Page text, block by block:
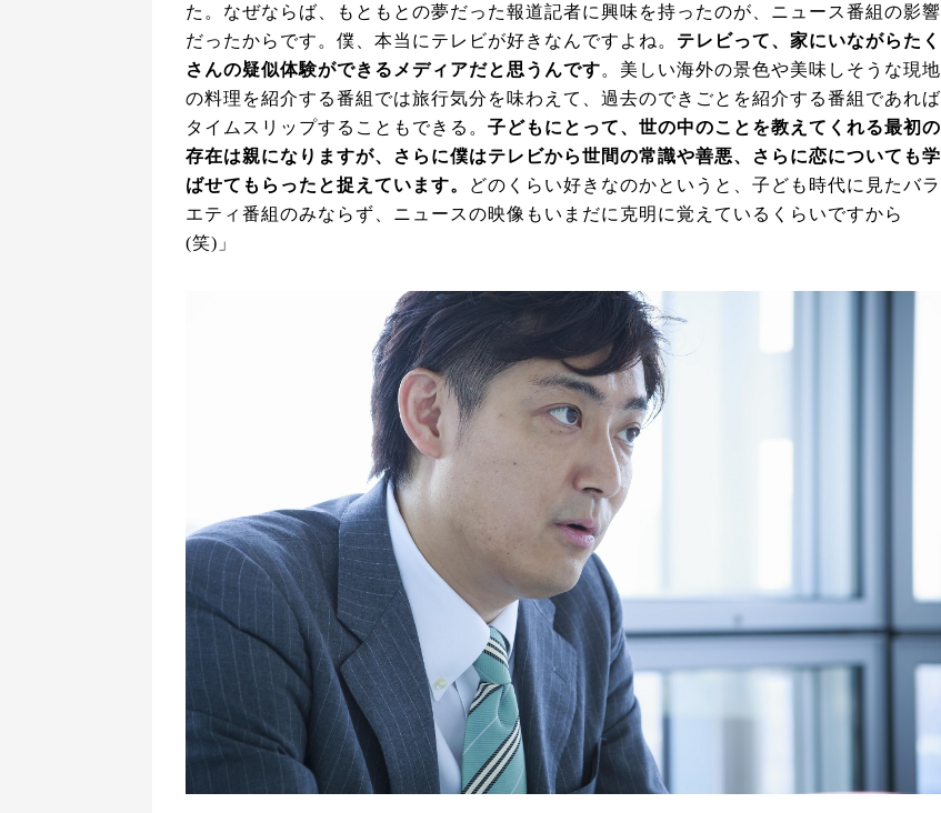
た。なぜならば、もともとの夢だった報道記者に興味を持ったのが、ニュース番組の影響
だったからです。僕、本当にテレビが好きなんですよね。 テレビって、家にいながらたく
さんの疑似体験ができるメディアだと思うんです。美しい海外の景色や美味しそうな現地
の料理を紹介する番組では旅行気分を味わえて、過去のできごとを紹介する番組であれば
タイムスリップすることもできる。 子どもにとって、世の中のことを教えてくれる最初の
存在は親になりますが、さらに僕はテレビから世間の常識や善悪、さらに恋についても学
ばせてもらったと捉えています。
どのくらい好きなのかというと、子ども時代に見たバラ
エティ番組のみならず、ニュースの映像もいまだに克明に覚えているくらいですから
(笑)」